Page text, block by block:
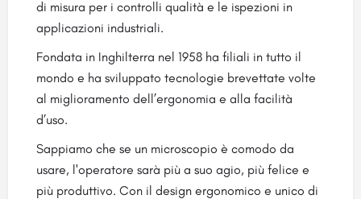
di misura per i controlli qualità e le ispezioni in
applicazioni industriali.
Fondata in Inghilterra nel 1958 ha filiali in tutto il
mondo e ha sviluppato tecnologie brevettate volte
al miglioramento dell’ergonomia e alla facilità
d’uso.
Sappiamo che se un microscopio è comodo da
usare, l'operatore sarà più a suo agio, più felice e
più produttivo. Con il design ergonomico e unico di